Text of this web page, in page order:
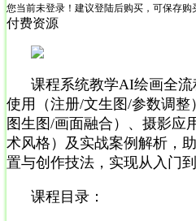
您当前未登录！建议登陆后购买，可保存购
付费资源
课程系统教学AI绘画全
使用（注册/文生图/参数调
图生图/画面融合）、摄影应
术风格）及实战案例解析，
置与创作技法，实现从入门到
课程目录：